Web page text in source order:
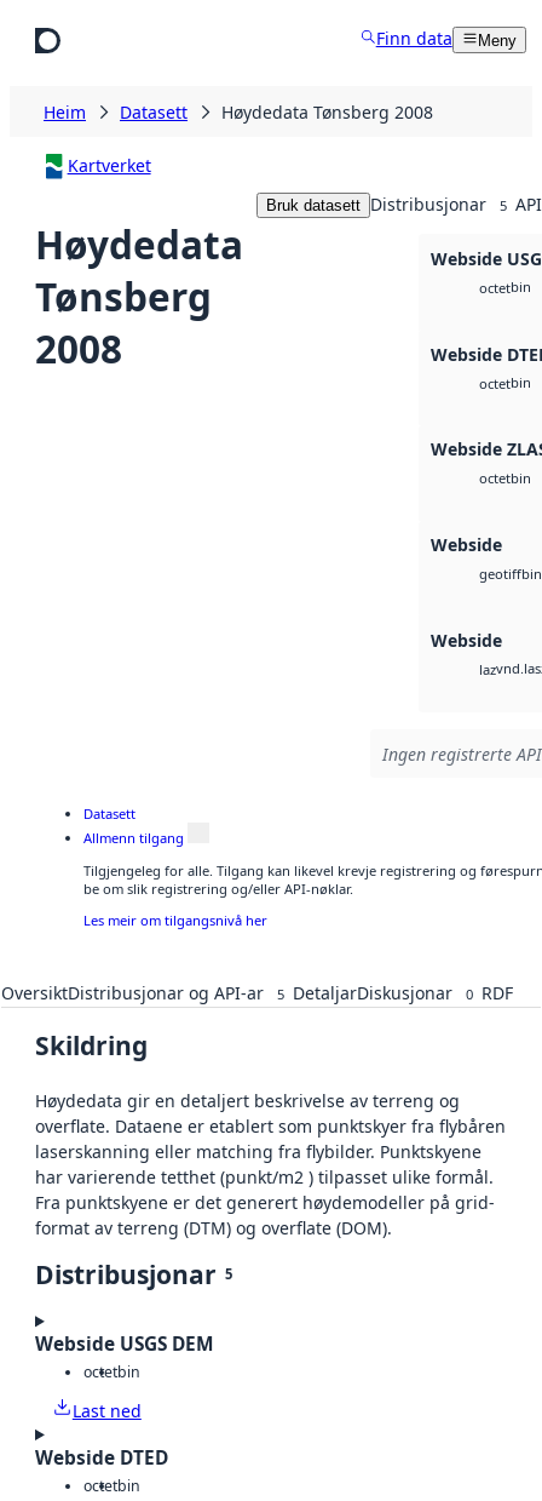
Finn data Meny
Heim Datasett Høydedata Tønsberg 2008
Kartverket
Høydedata
Tønsberg
2008
Bruk datasett Distribusjonar 5
Webside
octetbin
Webside
octetbin
Webside
octetbin
Webside
geotiffbin
Webside
laz
Ingen registrerte
Datasett
Allmenn tilgang
Tilgjengeleg for alle. Tilgang kan likevel krevje registrering og
be om slik registrering og/eller API-nøklar.
Les meir om tilgangsnivå her
OversiktDistribusjonar og API-ar 5 DetaljarDiskusjonar 0 RDF
Skildring
Høydedata gir en detaljert beskrivelse av terreng og
overflate. Dataene er etablert som punktskyer fra flybåren
laserskanning eller matching fra flybilder. Punktskyene
har varierende tetthet (punkt/m2 ) tilpasset ulike formål.
Fra punktskyene er det generert høydemodeller på grid-
format av terreng (DTM) og overflate (DOM).
Distribusjonar 5
Webside USGS DEM
octetbin
Last ned
Webside DTED
octetbin